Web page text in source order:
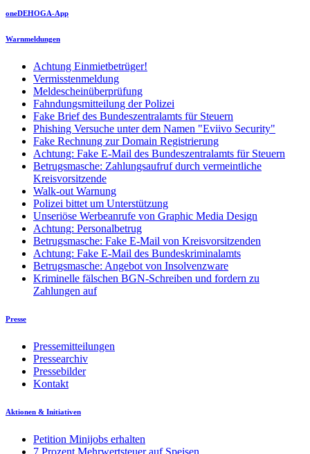
oneDEHOGA-App
Warnmeldungen
Achtung Einmietbetrüger!
Vermisstenmeldung
Meldescheinüberprüfung
Fahndungsmitteilung der Polizei
Fake Brief des Bundeszentralamts für Steuern
Phishing Versuche unter dem Namen "Eviivo Security"
Fake Rechnung zur Domain Registrierung
Achtung: Fake E-Mail des Bundeszentralamts für Steuern
Betrugsmasche: Zahlungsaufruf durch vermeintliche
Kreisvorsitzende
Walk-out Warnung
Polizei bittet um Unterstützung
Unseriöse Werbeanrufe von Graphic Media Design
Achtung: Personalbetrug
Betrugsmasche: Fake E-Mail von Kreisvorsitzenden
Achtung: Fake E-Mail des Bundeskriminalamts
Betrugsmasche: Angebot von Insolvenzware
Kriminelle fälschen BGN-Schreiben und fordern zu
Zahlungen auf
Presse
Pressemitteilungen
Pressearchiv
Pressebilder
Kontakt
Aktionen & Initiativen
Petition Minijobs erhalten
7 Prozent Mehrwertsteuer auf Speisen